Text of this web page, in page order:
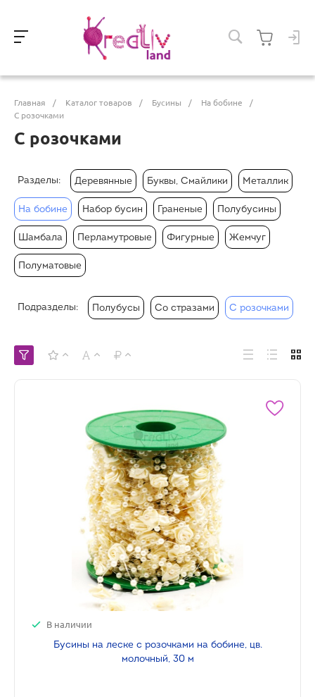
Главная / Каталог товаров / Бусины / На бобине
/
С розочками
С розочками
Разделы: Деревянные Буквы, Смайлики Металлик
На бобине Набор бусин Граненые Полубусины
Шамбала Перламутровые Фигурные Жемчуг
Полуматовые
Подразделы: Полубусы Со стразами С розочками
В наличии
Бусины на леске с розочками на бобине, цв.
молочный, 30 м